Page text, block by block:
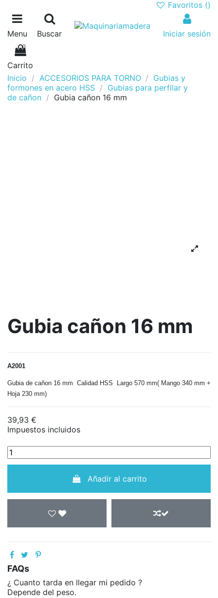
Favoritos ()
Menu Buscar Iniciar sesión
0
Carrito
Inicio
ACCESORIOS PARA TORNO
Gubias y
formones en acero HSS
Gubias para perfilar y
de cañon
Gubia cañon 16 mm
Gubia cañon 16 mm
A2001
Gubia de cañon 16 mm Calidad HSS Largo 570 mm( Mango 340 mm +
Hoja 230 mm)
39,93 €
Impuestos incluidos
Añadir al carrito
FAQs
¿ Cuanto tarda en llegar mi pedido ?
Depende del peso.